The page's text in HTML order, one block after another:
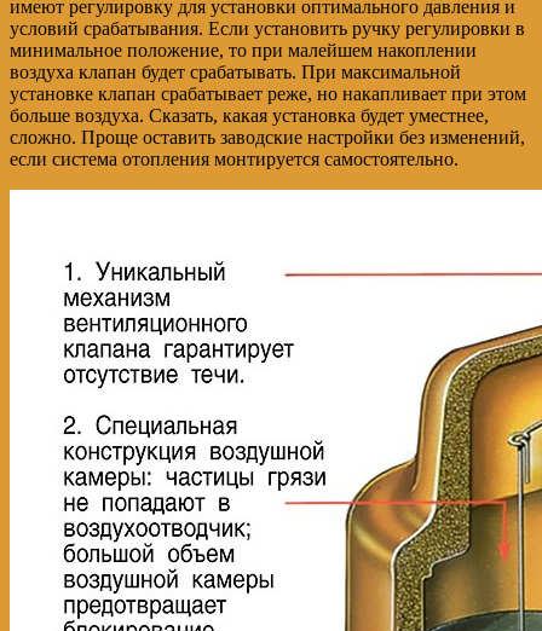
имеют регулировку для установки оптимального давления и
условий срабатывания. Если установить ручку регулировки в
минимальное положение, то при малейшем накоплении
воздуха клапан будет срабатывать. При максимальной
установке клапан срабатывает реже, но накапливает при этом
больше воздуха. Сказать, какая установка будет уместнее,
сложно. Проще оставить заводские настройки без изменений,
если система отопления монтируется самостоятельно.